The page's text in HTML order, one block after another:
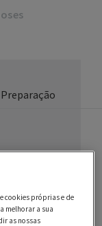
Preparação
Sobremesas
cookies próprias e de
melhorar a sua
as nossas